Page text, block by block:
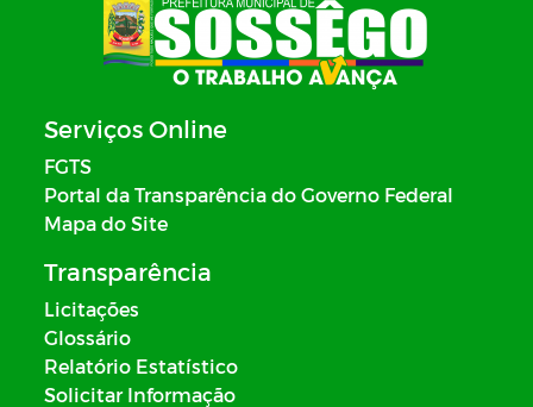
Serviços Online
FGTS
Portal da Transparência do Governo Federal
Mapa do Site
Transparência
Licitações
Glossário
Relatório Estatístico
Solicitar Informação